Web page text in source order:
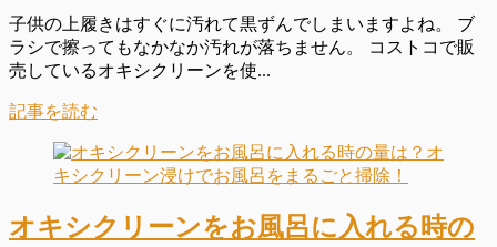
子供の上履きはすぐに汚れて黒ずんでしまいますよね。 ブ
ラシで擦ってもなかなか汚れが落ちません。 コストコで販
売しているオキシクリーンを使...
記事を読む
オキシクリーンをお風呂に入れる時の